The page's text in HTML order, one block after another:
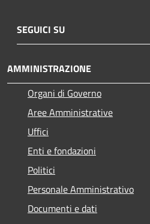
SEGUICI SU
AMMINISTRAZIONE
Organi di Governo
Aree Amministrative
Uffici
Enti e fondazioni
Politici
Personale Amministrativo
Documenti e dati